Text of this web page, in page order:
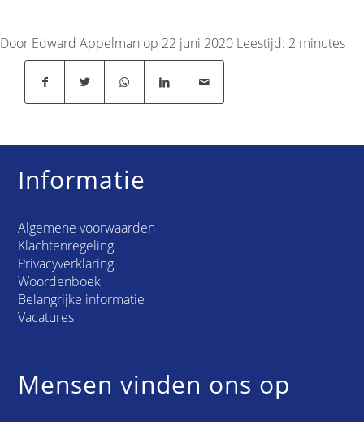
Door Edward Appelman op 22 juni 2020 Leestijd: 2 minutes
Informatie
Algemene voorwaarden
Klachtenregeling
Privacyverklaring
Woordenboek
Belangrijke informatie
Vacatures
Mensen vinden ons op